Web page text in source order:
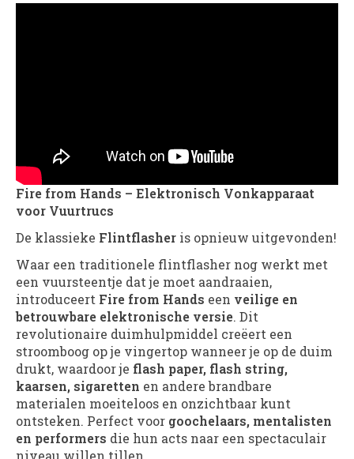
Fire from Hands – Elektronisch Vonkapparaat
voor Vuurtrucs
De klassieke Flintflasher is opnieuw uitgevonden!
Waar een traditionele flintflasher nog werkt met
een vuursteentje dat je moet aandraaien,
introduceert Fire from Hands een veilige en
betrouwbare elektronische versie. Dit
revolutionaire duimhulpmiddel creëert een
stroomboog op je vingertop wanneer je op de duim
drukt, waardoor je flash paper, flash string,
kaarsen, sigaretten en andere brandbare
materialen moeiteloos en onzichtbaar kunt
ontsteken. Perfect voor goochelaars, mentalisten
en performers die hun acts naar een spectaculair
niveau willen tillen.